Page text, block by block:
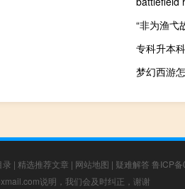
“非为渔弋
专科升本
梦幻西游
录 | 精选推荐文章 | 网站地图 | 疑难解答 鲁ICP
说明，我们会及时纠正，谢谢